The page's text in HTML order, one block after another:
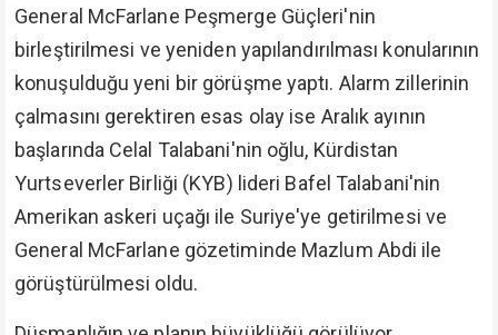
General McFarlane Peşmerge Güçleri'nin
birleştirilmesi ve yeniden yapılandırılması konularının
konuşulduğu yeni bir görüşme yaptı. Alarm zillerinin
çalmasını gerektiren esas olay ise Aralık ayının
başlarında Celal Talabani'nin oğlu, Kürdistan
Yurtseverler Birliği (KYB) lideri Bafel Talabani'nin
Amerikan askeri uçağı ile Suriye'ye getirilmesi ve
General McFarlane gözetiminde Mazlum Abdi ile
görüştürülmesi oldu.